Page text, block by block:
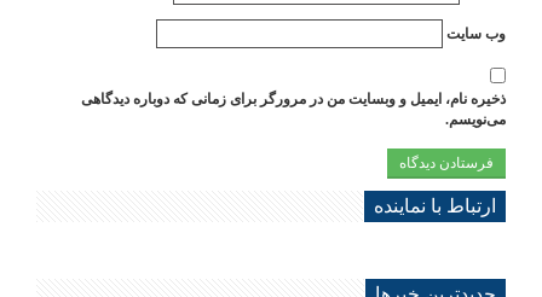
وب‌ سایت
ذخیره نام، ایمیل و وبسایت من در مرورگر برای زمانی که دوباره دیدگاهی
می‌نویسم.
ارتباط با نماینده